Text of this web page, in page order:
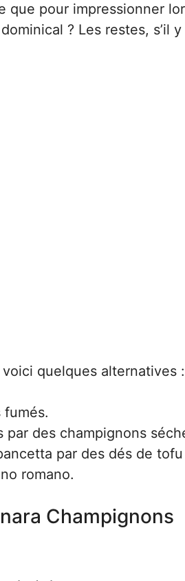
pour impressionner
? Les restes, s’il
quelques alternatives :
des champignons
par des dés de
romano.
Champignons